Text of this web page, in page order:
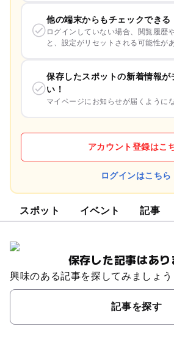
他の端末からもチェックできる
ログインしていない場合、閲覧履歴
と、設定がリセットされる可能性が
保存したスポットの新着情報が
い！
マイページにお知らせが届くように
アカウント登録はこ
ログインはこちら
スポット イベント 記事
保存した記事はあ
興味のある記事を探してみましょう
記事を探す